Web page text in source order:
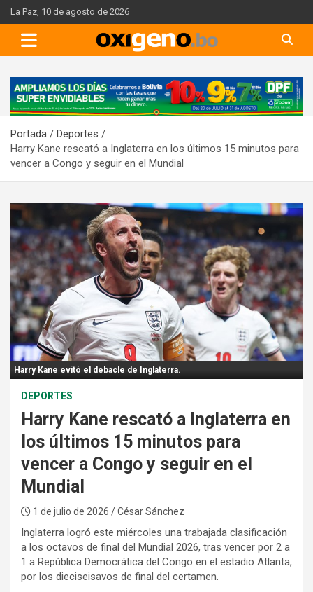
Skip
to
content
La Paz, 10 de agosto de 2026
A
d
e
r
t
s
e
m
e
n
t
:
Portada
Deportes
Harry Kane rescató a Inglaterra en los últimos 15 minutos para
vencer a Congo y seguir en el Mundial
Harry Kane evitó el debacle de Inglaterra.
DEPORTES
Harry Kane rescató a Inglaterra en
los últimos 15 minutos para
vencer a Congo y seguir en el
Mundial
1 de julio de 2026 / César Sánchez
Inglaterra logró este miércoles una trabajada clasificación
a los octavos de final del Mundial 2026, tras vencer por 2 a
1 a República Democrática del Congo en el estadio Atlanta,
por los dieciseisavos de final del certamen.